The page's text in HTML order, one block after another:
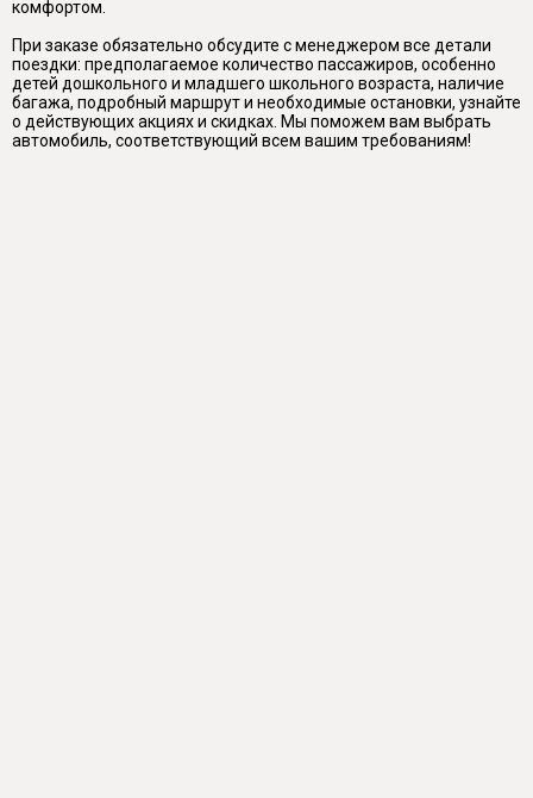
комфортом.
При заказе обязательно обсудите с менеджером все детали
поездки: предполагаемое количество пассажиров, особенно
детей дошкольного и младшего школьного возраста, наличие
багажа, подробный маршрут и необходимые остановки, узнайте
о действующих акциях и скидках. Мы поможем вам выбрать
автомобиль, соответствующий всем вашим требованиям!